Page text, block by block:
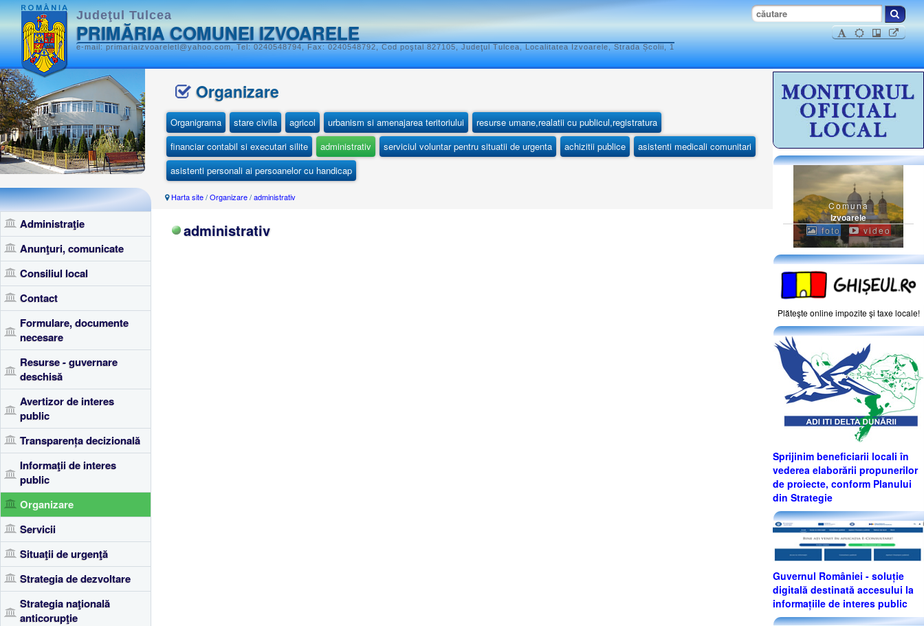
Judeţul Tulcea
PRIMĂRIA COMUNEI IZVOARELE
e-mail: primariaizvoareletl@yahoo.com, Tel: 0240548794, Fax: 0240548792, Cod poştal 827105, Judeţul Tulcea, Localitatea Izvoarele, Strada Școlii, 1
Administraţie
Anunţuri, comunicate
Consiliul local
Contact
Formulare, documente
necesare
Resurse - guvernare
deschisă
Avertizor de interes
public
Transparența decizională
Informaţii de interes
public
Organizare
Servicii
Situaţii de urgenţă
Strategia de dezvoltare
Strategia naţională
anticorupţie
Organizare
Organigrama stare civila agricol urbanism si amenajarea teritoriului
resurse umane,realatii cu publicul,registratura
financiar contabil si executari silite
administrativ serviciul voluntar pentru situatii de urgenta achizitii publice
asistenti medicali comunitari
asistenti personali ai persoanelor cu handicap
Harta site/Organizare/administrativ
administrativ
Comuna
Izvoarele
foto video
Plăteşte online impozite şi taxe locale!
Sprijinim beneficiarii locali în
vederea elaborării propunerilor
de proiecte, conform Planului
din Strategie
Guvernul României - soluție
digitală destinată accesului la
informațiile de interes public